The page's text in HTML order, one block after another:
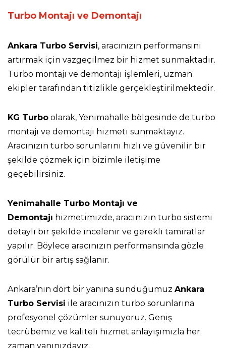
Turbo Montajı ve Demontajı
Ankara Turbo Servisi, aracınızın performansını
artırmak için vazgeçilmez bir hizmet sunmaktadır.
Turbo montajı ve demontajı işlemleri, uzman
ekipler tarafından titizlikle gerçekleştirilmektedir.
KG Turbo olarak, Yenimahalle bölgesinde de turbo
montajı ve demontajı hizmeti sunmaktayız.
Aracınızın turbo sorunlarını hızlı ve güvenilir bir
şekilde çözmek için bizimle iletişime
geçebilirsiniz.
Yenimahalle Turbo Montajı ve
Demontajı hizmetimizde, aracınızın turbo sistemi
detaylı bir şekilde incelenir ve gerekli tamiratlar
yapılır. Böylece aracınızın performansında gözle
görülür bir artış sağlanır.
Ankara’nın dört bir yanına sunduğumuz Ankara
Turbo Servisi ile aracınızın turbo sorunlarına
profesyonel çözümler sunuyoruz. Geniş
tecrübemiz ve kaliteli hizmet anlayışımızla her
zaman yanınızdayız.